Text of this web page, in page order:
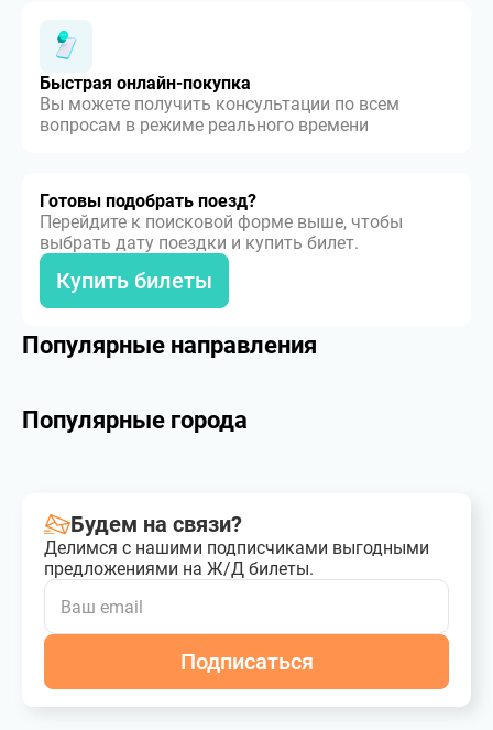
Быстрая онлайн-покупка
Вы можете получить консультации по всем
вопросам в режиме реального времени
Готовы подобрать поезд?
Перейдите к поисковой форме выше, чтобы
выбрать дату поездки и купить билет.
Купить билеты
Популярные направления
Популярные города
Будем на связи?
Делимся с нашими подписчиками выгодными
предложениями на Ж/Д билеты.
Подписаться